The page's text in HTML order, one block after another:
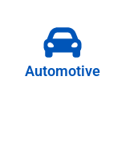
Automotive